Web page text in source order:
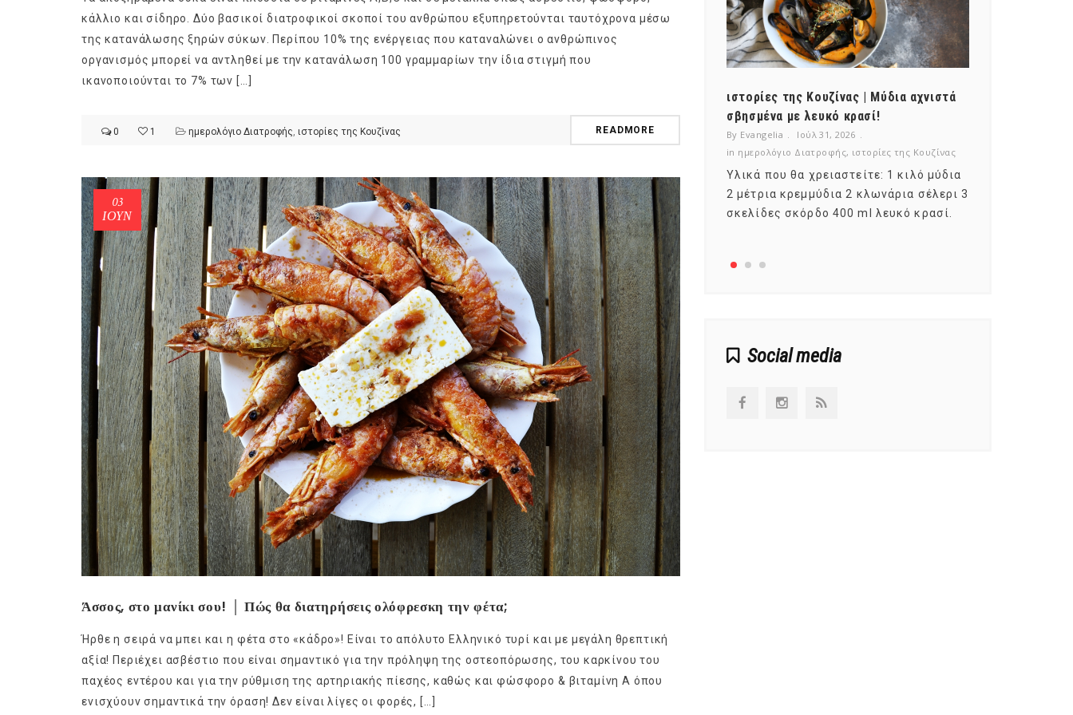
κάλλιο και σίδηρο. Δύο βασικοί διατροφικοί σκοποί του ανθρώπου εξυπηρετούνται ταυτόχρονα μέσω
της κατανάλωσης ξηρών σύκων. Περίπου 10% της ενέργειας που καταναλώνει ο ανθρώπινος
οργανισμός μπορεί να αντληθεί με την κατανάλωση 100 γραμμαρίων την ίδια στιγμή που
ικανοποιούνται το 7% των […]
0 1 ημερολόγιο Διατροφής, ιστορίες της Κουζίνας READMORE
03
ΙΟΎΝ
Άσσος, στο μανίκι σου! │ Πώς θα διατηρήσεις ολόφρεσκη την φέτα;
Ήρθε η σειρά να μπει και η φέτα στο «κάδρο»! Είναι το απόλυτο Ελληνικό τυρί και με μεγάλη θρεπτική
αξία! Περιέχει ασβέστιο που είναι σημαντικό για την πρόληψη της οστεοπόρωσης, του καρκίνου του
παχέος εντέρου και για την ρύθμιση της αρτηριακής πίεσης, καθώς και φώσφορο & βιταμίνη Α όπου
ενισχύουν σημαντικά την όραση! Δεν είναι λίγες οι φορές, […]
By Evangelia
Ιούλ 30, 2026
Σύμφωνα με τους βοτανολόγους (είναι
αυτοί που μελετούν τα φυτά), το φρούτο
είναι το μέρος του φυτού που
αναπτύσσεται από.
το πεπόνι περιέχει πολλές βιταμίνες;
Ανάλογα με την ποικιλία τα πεπόνια
διαφέρουν στο σχήμα, στο μέγεθος, στο
χρώμα της φλούδας και της σάρκας,
στο άρωμα.
ιστορίες της Κουζίνας | Μύδια αχνιστά
σβησμένα με λευκό κρασί!
By Evangelia
Ιούλ 31, 2026
in ημερολόγιο Διατροφής, ιστορίες της Κουζίνας
Υλικά που θα χρειαστείτε: 1 κιλό μύδια
2 μέτρια κρεμμύδια 2 κλωνάρια σέλερι 3
σκελίδες σκόρδο 400 ml λευκό κρασί.
Social media